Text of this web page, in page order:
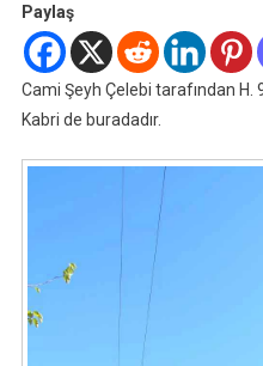
Paylaş
Cami Şeyh Çelebi tarafından H.
Kabri de buradadır.